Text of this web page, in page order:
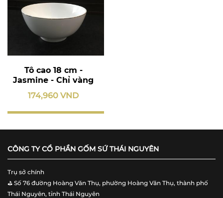
Tô cao 18 cm -
Jasmine - Chỉ vàng
174,960 VND
CÔNG TY CỔ PHẦN GỐM SỨ THÁI NGUYÊN
Trụ sở chính
⛳️ Số 76 đường Hoàng Văn Thụ, phường Hoàng Văn Thụ, thành phố
Thái Nguyên, tỉnh Thái Nguyên